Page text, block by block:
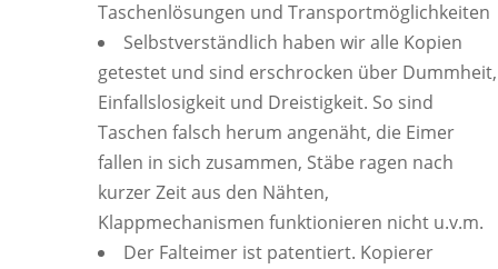
Taschenlösungen und Transportmöglichkeiten
Selbstverständlich haben wir alle Kopien
getestet und sind erschrocken über Dummheit,
Einfallslosigkeit und Dreistigkeit. So sind
Taschen falsch herum angenäht, die Eimer
fallen in sich zusammen, Stäbe ragen nach
kurzer Zeit aus den Nähten,
Klappmechanismen funktionieren nicht u.v.m.
Der Falteimer ist patentiert. Kopierer